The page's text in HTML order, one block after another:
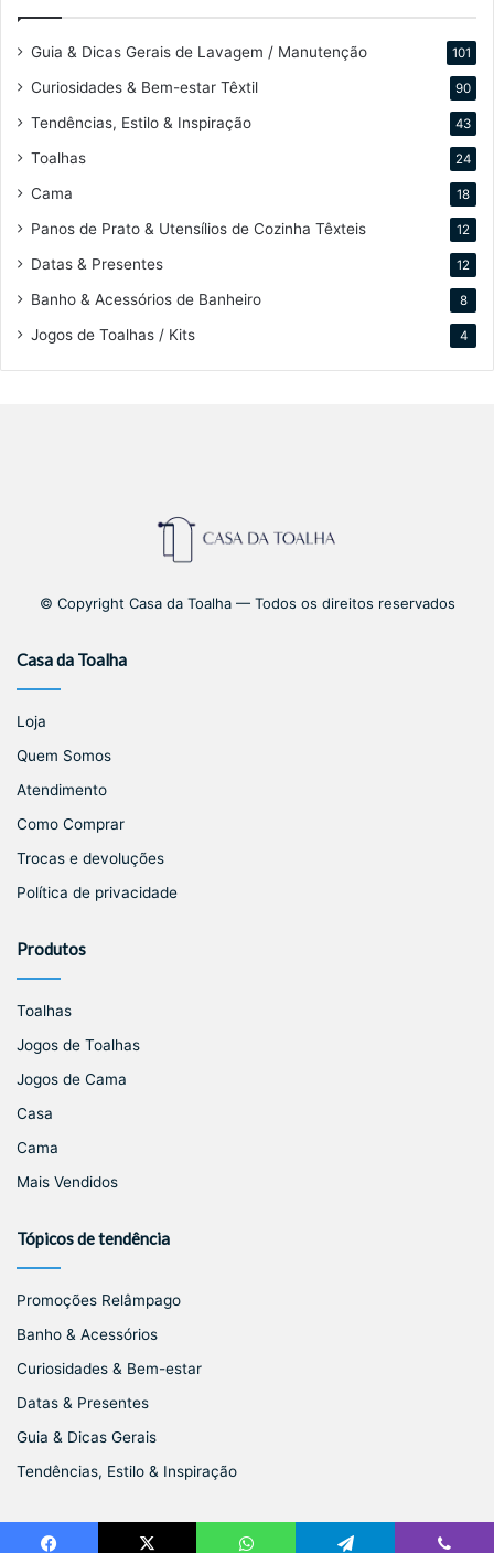
Guia & Dicas Gerais de Lavagem / Manutenção 101
Curiosidades & Bem-estar Têxtil 90
Tendências, Estilo & Inspiração 43
Toalhas 24
Cama 18
Panos de Prato & Utensílios de Cozinha Têxteis 12
Datas & Presentes 12
Banho & Acessórios de Banheiro 8
Jogos de Toalhas / Kits 4
© Copyright Casa da Toalha — Todos os direitos reservados
Casa da Toalha
Loja
Quem Somos
Atendimento
Como Comprar
Trocas e devoluções
Política de privacidade
Produtos
Toalhas
Jogos de Toalhas
Jogos de Cama
Casa
Cama
Mais Vendidos
Tópicos de tendência
Promoções Relâmpago
Banho & Acessórios
Curiosidades & Bem-estar
Datas & Presentes
Guia & Dicas Gerais
Tendências, Estilo & Inspiração